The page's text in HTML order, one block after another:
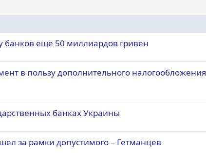
банков еще 50 миллиардов гривен
в пользу дополнительного налогообложения
банках Украины
за рамки допустимого – Гетманцев